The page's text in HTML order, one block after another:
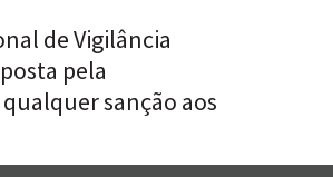
de Vigilância
pela
qualquer sanção aos